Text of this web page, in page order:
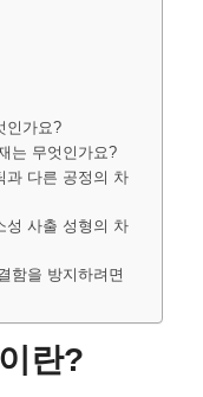
인가요?
는 무엇인가요?
과 다른 공정의 차
성 사출 성형의 차
함을 방지하려면
란?